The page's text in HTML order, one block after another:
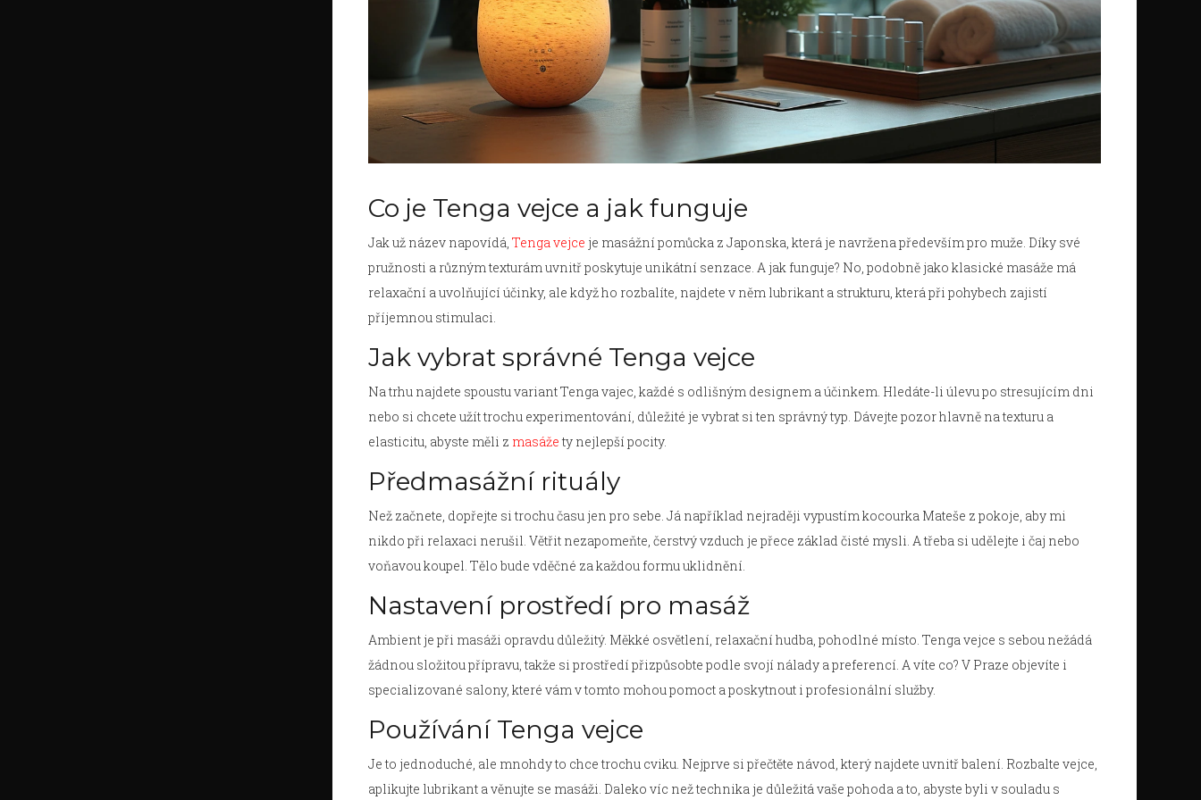
Co je Tenga vejce a jak funguje
Jak už název napovídá, Tenga vejce je masážní pomůcka z Japonska, která je navržena především pro muže. Díky své
pružnosti a různým texturám uvnitř poskytuje unikátní senzace. A jak funguje? No, podobně jako klasické masáže má
relaxační a uvolňující účinky, ale když ho rozbalíte, najdete v něm lubrikant a strukturu, která při pohybech zajistí
příjemnou stimulaci.
Jak vybrat správné Tenga vejce
Na trhu najdete spoustu variant Tenga vajec, každé s odlišným designem a účinkem. Hledáte-li úlevu po stresujícím dni
nebo si chcete užít trochu experimentování, důležité je vybrat si ten správný typ. Dávejte pozor hlavně na texturu a
elasticitu, abyste měli z masážety nejlepší pocity.
Předmasážní rituály
Než začnete, dopřejte si trochu času jen pro sebe. Já například nejraději vypustím kocourka Mateše z pokoje, aby mi
nikdo při relaxaci nerušil. Větřit nezapomeňte, čerstvý vzduch je přece základ čisté mysli. A třeba si udělejte i čaj nebo
voňavou koupel. Tělo bude vděčné za každou formu uklidnění.
Nastavení prostředí pro masáž
Ambient je při masáži opravdu důležitý. Měkké osvětlení, relaxační hudba, pohodlné místo. Tenga vejce s sebou nežádá
žádnou složitou přípravu, takže si prostředí přizpůsobte podle svojí nálady a preferencí. A víte co? V Praze objevíte i
specializované salony, které vám v tomto mohou pomoct a poskytnout i profesionální služby.
Používání Tenga vejce
Je to jednoduché, ale mnohdy to chce trochu cviku. Nejprve si přečtěte návod, který najdete uvnitř balení. Rozbalte vejce,
aplikujte lubrikant a věnujte se masáži. Daleko víc než technika je důležitá vaše pohoda a to, abyste byli v souladu s